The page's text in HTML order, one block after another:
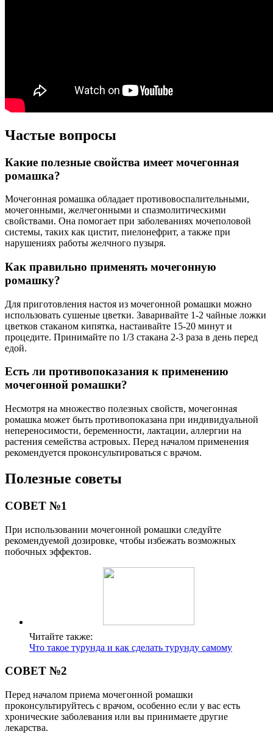
Частые вопросы
Какие полезные свойства имеет мочегонная
ромашка?
Мочегонная ромашка обладает противовоспалительными,
мочегонными, желчегонными и спазмолитическими
свойствами. Она помогает при заболеваниях мочеполовой
системы, таких как цистит, пиелонефрит, а также при
нарушениях работы желчного пузыря.
Как правильно применять мочегонную
ромашку?
Для приготовления настоя из мочегонной ромашки можно
использовать сушеные цветки. Заваривайте 1-2 чайные ложки
цветков стаканом кипятка, настаивайте 15-20 минут и
процедите. Принимайте по 1/3 стакана 2-3 раза в день перед
едой.
Есть ли противопоказания к применению
мочегонной ромашки?
Несмотря на множество полезных свойств, мочегонная
ромашка может быть противопоказана при индивидуальной
непереносимости, беременности, лактации, аллергии на
растения семейства астровых. Перед началом применения
рекомендуется проконсультироваться с врачом.
Полезные советы
СОВЕТ №1
При использовании мочегонной ромашки следуйте
рекомендуемой дозировке, чтобы избежать возможных
побочных эффектов.
Читайте также:
Что такое турунда и как сделать турунду самому
СОВЕТ №2
Перед началом приема мочегонной ромашки
проконсультируйтесь с врачом, особенно если у вас есть
хронические заболевания или вы принимаете другие
лекарства.